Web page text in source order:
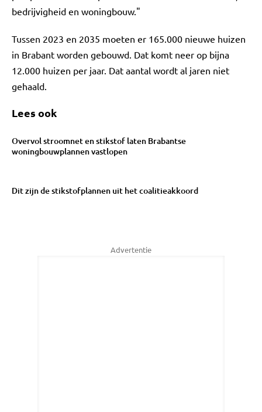
bedrijvigheid en woningbouw."
Tussen 2023 en 2035 moeten er 165.000 nieuwe huizen
in Brabant worden gebouwd. Dat komt neer op bijna
12.000 huizen per jaar. Dat aantal wordt al jaren niet
gehaald.
Lees ook
Overvol stroomnet en stikstof laten Brabantse
woningbouwplannen vastlopen
Dit zijn de stikstofplannen uit het coalitieakkoord
Advertentie